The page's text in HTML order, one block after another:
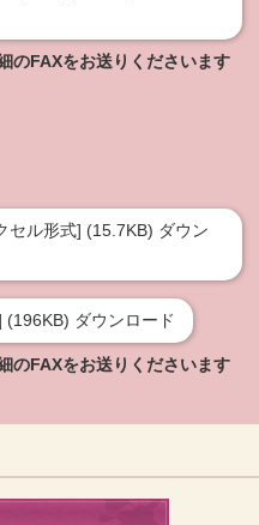
のFAXをお送りくださいます
ル形式] (15.7KB) ダウン
ダウンロード
のFAXをお送りくださいます